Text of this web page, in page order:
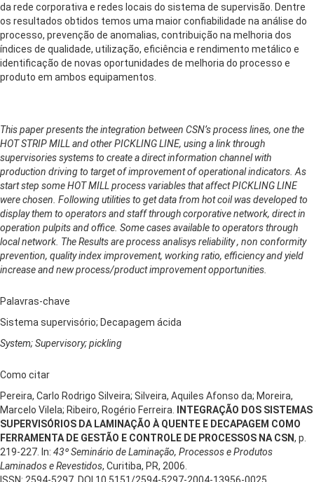
da rede corporativa e redes locais do sistema de supervisão. Dentre
os resultados obtidos temos uma maior confiabilidade na análise do
processo, prevenção de anomalias, contribuição na melhoria dos
índices de qualidade, utilização, eficiência e rendimento metálico e
identificação de novas oportunidades de melhoria do processo e
produto em ambos equipamentos.
This paper presents the integration between CSN’s process lines, one the
HOT STRIP MILL and other PICKLING LINE, using a link through
supervisories systems to create a direct information channel with
production driving to target of improvement of operational indicators. As
start step some HOT MILL process variables that affect PICKLING LINE
were chosen. Following utilities to get data from hot coil was developed to
display them to operators and staff through corporative network, direct in
operation pulpits and office. Some cases available to operators through
local network. The Results are process analisys reliability , non conformity
prevention, quality index improvement, working ratio, efficiency and yield
increase and new process/product improvement opportunities.
Palavras-chave
Sistema supervisório; Decapagem ácida
System; Supervisory; pickling
Como citar
Pereira, Carlo Rodrigo Silveira; Silveira, Aquiles Afonso da; Moreira,
Marcelo Vilela; Ribeiro, Rogério Ferreira.
INTEGRAÇÃO DOS SISTEMAS
SUPERVISÓRIOS DA LAMINAÇÃO À QUENTE E DECAPAGEM COMO
FERRAMENTA DE GESTÃO E CONTROLE DE PROCESSOS NA CSN, p.
219-227. In: 43º Seminário de Laminação, Processos e Produtos
Laminados e Revestidos, Curitiba, PR, 2006.
ISSN: 2594-5297, DOI 10.5151/2594-5297-2004-13956-0025